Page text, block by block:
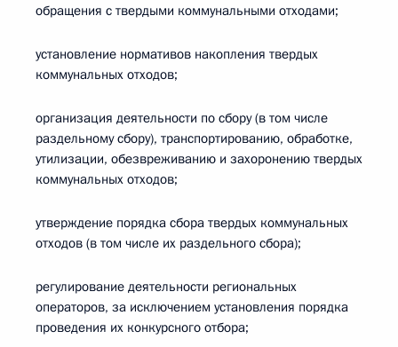
обращения с твердыми коммунальными отходами;
установление нормативов накопления твердых
коммунальных отходов;
организация деятельности по сбору (в том числе
раздельному сбору), транспортированию, обработке,
утилизации, обезвреживанию и захоронению твердых
коммунальных отходов;
утверждение порядка сбора твердых коммунальных
отходов (в том числе их раздельного сбора);
регулирование деятельности региональных
операторов, за исключением установления порядка
проведения их конкурсного отбора;